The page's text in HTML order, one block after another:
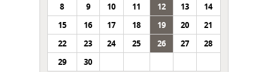
8
9 10 11 12 13
14
15
16 17 18 19 20
21
22
23 24 25 26 27
28
29
30